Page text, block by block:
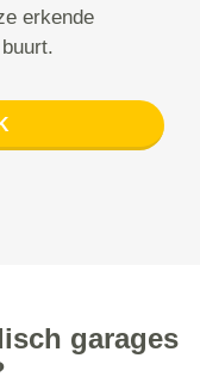
erkende
garages